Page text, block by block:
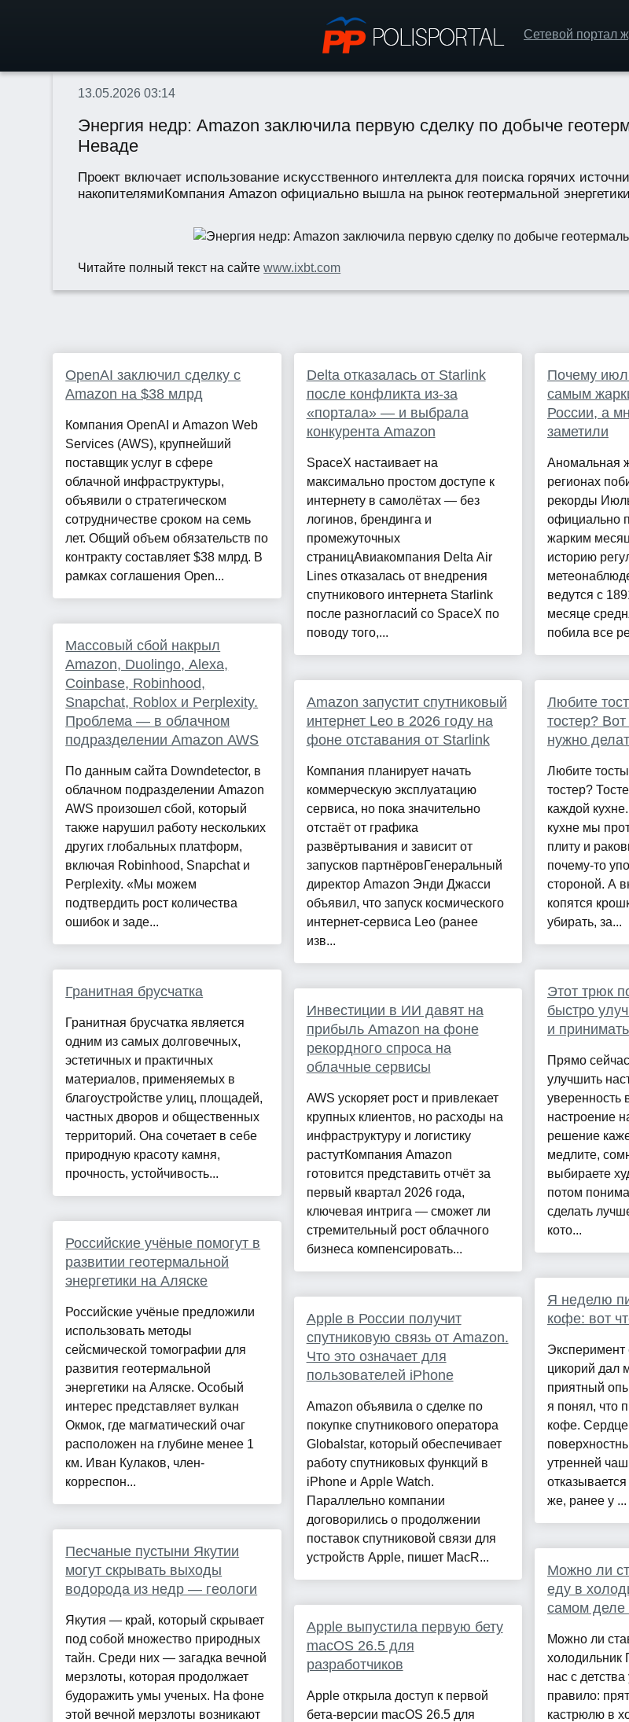
Сетевой портал
13.05.2026 03:14
Энергия недр: Amazon заключила первую сделку по добыче
Неваде
Проект включает использование искусственного интеллекта для поиска горячих
накопителямиКомпания Amazon официально вышла на рынок геотермальной
Читайте полный текст на сайтеwww.ixbt.com
OpenAI заключил сделку с
Amazon на $38 млрд
Компания OpenAI и Amazon Web
Services (AWS), крупнейший
поставщик услуг в сфере
облачной инфраструктуры,
объявили о стратегическом
сотрудничестве сроком на семь
лет. Общий объем обязательств по
контракту составляет $38 млрд. В
рамках соглашения Open...
Массовый сбой накрыл
Amazon, Duolingo, Alexa,
Coinbase, Robinhood,
Snapchat, Roblox и Perplexity.
Проблема — в облачном
подразделении Amazon AWS
По данным сайта Downdetector, в
облачном подразделении Amazon
AWS произошел сбой, который
также нарушил работу нескольких
других глобальных платформ,
включая Robinhood, Snapchat и
Perplexity. «Мы можем
подтвердить рост количества
ошибок и заде...
Гранитная брусчатка
Гранитная брусчатка является
одним из самых долговечных,
эстетичных и практичных
материалов, применяемых в
благоустройстве улиц, площадей,
частных дворов и общественных
территорий. Она сочетает в себе
природную красоту камня,
прочность, устойчивость...
Российские учёные помогут в
развитии геотермальной
энергетики на Аляске
Российские учёные предложили
использовать методы
сейсмической томографии для
развития геотермальной
энергетики на Аляске. Особый
интерес представляет вулкан
Окмок, где магматический очаг
расположен на глубине менее 1
км. Иван Кулаков, член-
корреспон...
Песчаные пустыни Якутии
могут скрывать выходы
водорода из недр — геологи
Якутия — край, который скрывает
под собой множество природных
тайн. Среди них — загадка вечной
мерзлоты, которая продолжает
будоражить умы ученых. На фоне
этой вечной мерзлоты возникают
Delta отказалась от Starlink
после конфликта из-за
«портала» — и выбрала
конкурента Amazon
SpaceX настаивает на
максимально простом доступе к
интернету в самолётах — без
логинов, брендинга и
промежуточных
страницАвиакомпания Delta Air
Lines отказалась от внедрения
спутникового интернета Starlink
после разногласий со SpaceX по
поводу того,...
Amazon запустит спутниковый
интернет Leo в 2026 году на
фоне отставания от Starlink
Компания планирует начать
коммерческую эксплуатацию
сервиса, но пока значительно
отстаёт от графика
развёртывания и зависит от
запусков партнёровГенеральный
директор Amazon Энди Джасси
объявил, что запуск космического
интернет-сервиса Leo (ранее
изв...
Инвестиции в ИИ давят на
прибыль Amazon на фоне
рекордного спроса на
облачные сервисы
AWS ускоряет рост и привлекает
крупных клиентов, но расходы на
инфраструктуру и логистику
растутКомпания Amazon
готовится представить отчёт за
первый квартал 2026 года,
ключевая интрига — сможет ли
стремительный рост облачного
бизнеса компенсировать...
Apple в России получит
спутниковую связь от Amazon.
Что это означает для
пользователей iPhone
Amazon объявила о сделке по
покупке спутникового оператора
Globalstar, который обеспечивает
работу спутниковых функций в
iPhone и Apple Watch.
Параллельно компании
договорились о продолжении
поставок спутниковой связи для
устройств Apple, пишет MacR...
Apple выпустила первую бету
macOS 26.5 для
разработчиков
Apple открыла доступ к первой
бета-версии macOS 26.5 для
Почему
самым
России, а
заметили
Аномальная
регионах
рекорды
официально
жарким
историю
ведутся с
месяце
побила все
Любите
тостер? Вот
нужно
Любите
тостер?
каждой
кухне мы
плиту и
почему-то
стороной. А
копятся
убирать, за...
Этот трюк
быстро
и
Прямо
улучшить
уверенность
настроение
решение
медлите,
выбираете
потом
сделать
кото...
Я неделю
кофе: вот
Эксперимент
цикорий дал
приятный
я понял, что
кофе. Сердце
утренней
же, ранее у ...
Можно ли
еду в
самом деле
Можно ли
холодильник
нас с
правило:
кастрюлю в